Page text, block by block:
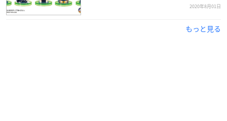
2020年8月01日
もっと見る